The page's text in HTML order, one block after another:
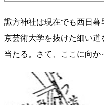
諏方神社は現在でも西日
京芸術大学を抜けた細い道
当たる。さて、ここに向か